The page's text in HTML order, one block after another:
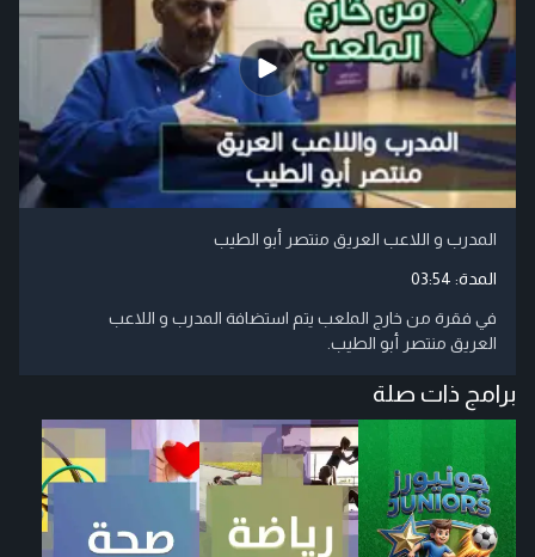
المدرب و اللاعب العريق منتصر أبو الطيب
المدة: 03:54
في فقرة من خارج الملعب يتم استضافة المدرب و اللاعب
العريق منتصر أبو الطيب.
برامج ذات صلة